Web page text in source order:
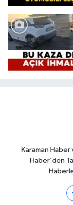
Karaman Haber
Haber'den